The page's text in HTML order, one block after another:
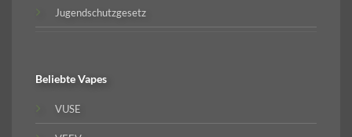
Jugendschutzgesetz
BeliebteVapes
VUSE